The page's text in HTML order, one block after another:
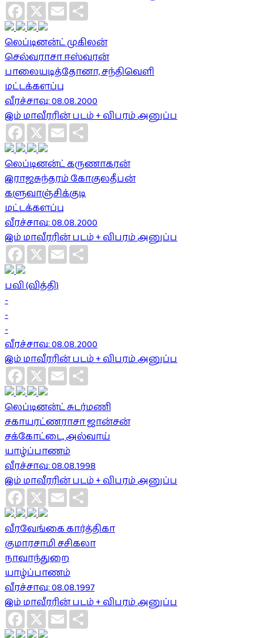
Facebook
X Email
லெப்டினன்ட் முகிலன்
செல்வராசா ஈஸ்வரன்
பாலையடித்தோனா, சந்திவெளி
மட்டக்களப்பு
வீரச்சாவு: 08.08.2000
இம் மாவீரரின் படம் + விபரம் அனுப்ப
Facebook
X Email
லெப்டினன்ட் கருணாகரன்
இராஜசுந்தரம் கோகுலதீபன்
களுவாஞ்சிக்குடி
மட்டக்களப்பு
வீரச்சாவு: 08.08.2000
இம் மாவீரரின் படம் + விபரம் அனுப்ப
Facebook
X Email
பவி (வித்தி)
-
-
-
வீரச்சாவு: 08.08.2000
இம் மாவீரரின் படம் + விபரம் அனுப்ப
Facebook
X Email
லெப்டினன்ட் சுடர்மணி
சகாயரட்ணராசா ஜான்சன்
சக்கோட்டை, அல்வாய்
யாழ்ப்பாணம்
வீரச்சாவு: 08.08.1998
இம் மாவீரரின் படம் + விபரம் அனுப்ப
Facebook
X Email
வீரவேங்கை கார்த்திகா
குமாரசாமி சசிகலா
நாவாந்துறை
யாழ்ப்பாணம்
வீரச்சாவு: 08.08.1997
இம் மாவீரரின் படம் + விபரம் அனுப்ப
Facebook
X Email